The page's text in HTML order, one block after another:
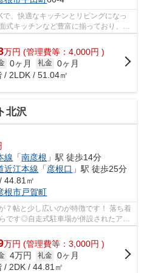
、快適なキッチンとリビングになっ
式キッチンなど豊富に揃っており、過
万円 (管理費等：4,000円 )
0ヶ月 礼金 0ヶ月
/ 2LDK / 51.04㎡
北沢
線 「南彦根 」駅 徒歩14分
近江本線 「彦根口 」駅 徒歩25分
44.81㎡
根市戸賀町
７帖と少し広いのが特徴です！ 落ち着
です◎自走式駐車場が併設されたアパ
魅力...
万円 (管理費等：3,000円 )
4万円 礼金 0ヶ月
/ 2DK / 44.81㎡